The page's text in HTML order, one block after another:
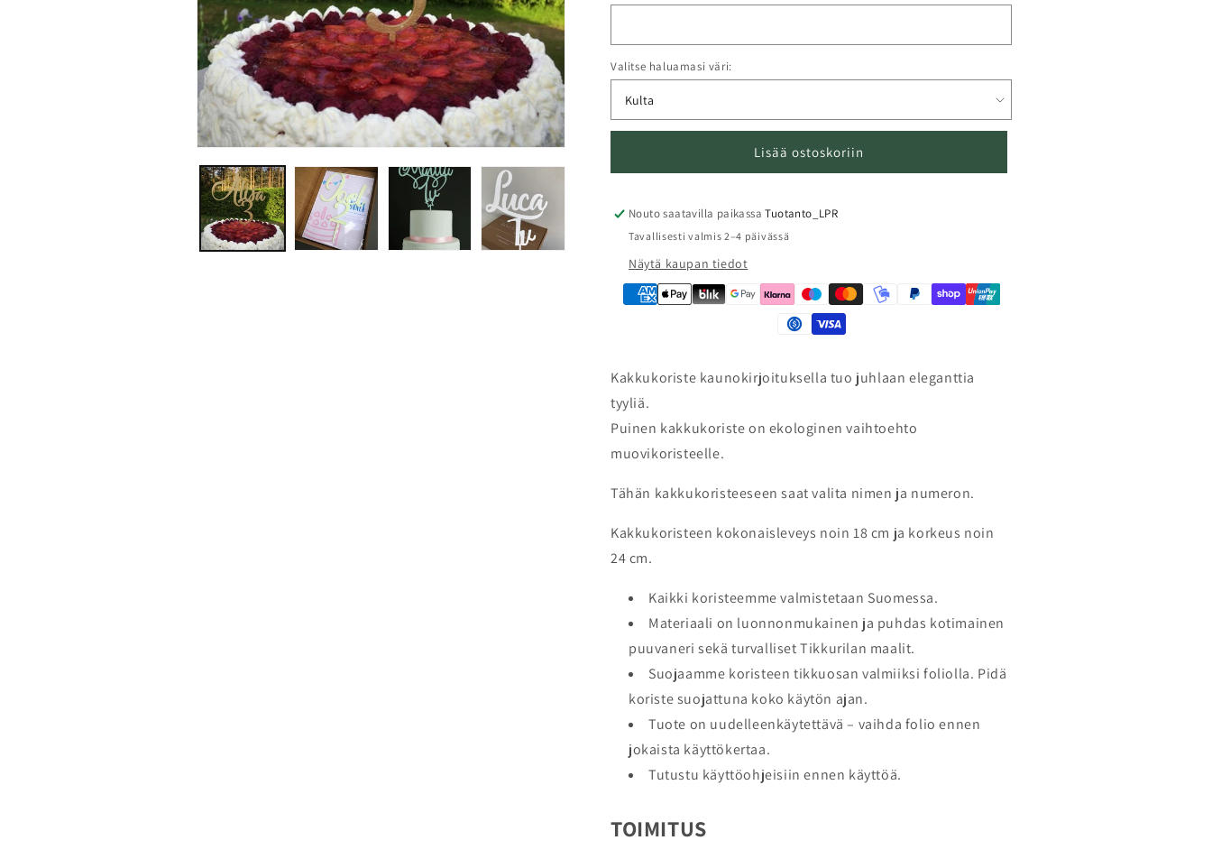
Valitse haluamasi väri:
Lisää ostoskoriin
Nouto saatavilla paikassaTuotanto_LPR
Tavallisesti valmis 2–4 päivässä
Näytä kaupan tiedot
Kakkukoriste kaunokirjoituksella tuo juhlaan eleganttia
tyyliä.
Puinen kakkukoriste on ekologinen vaihtoehto
muovikoristeelle.
Tähän kakkukoristeeseen saat valita nimen ja numeron.
Kakkukoristeen kokonaisleveys noin 18 cm ja korkeus noin
24 cm.
Kaikki koristeemme valmistetaan Suomessa.
Materiaali on luonnonmukainen ja puhdas kotimainen
puuvaneri sekä turvalliset Tikkurilan maalit.
Suojaamme koristeen tikkuosan valmiiksi foliolla. Pidä
koriste suojattuna koko käytön ajan.
Tuote on uudelleenkäytettävä – vaihda folio ennen
jokaista käyttökertaa.
Tutustu käyttöohjeisiin ennen käyttöä.
TOIMITUS